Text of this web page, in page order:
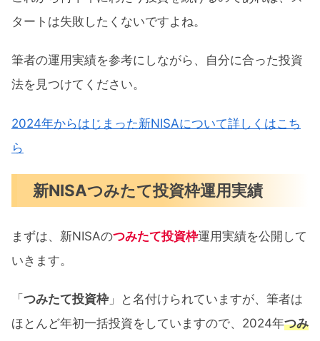
タートは失敗したくないですよね。
筆者の運用実績を参考にしながら、自分に合った投資
法を見つけてください。
2024年からはじまった新NISAについて詳しくはこち
ら
新NISAつみたて投資枠運用実績
まずは、新NISAのつみたて投資枠運用実績を公開して
いきます。
「 つみたて投資枠」と名付けられていますが、筆者は
ほとんど年初一括投資をしていますので、2024年つみ